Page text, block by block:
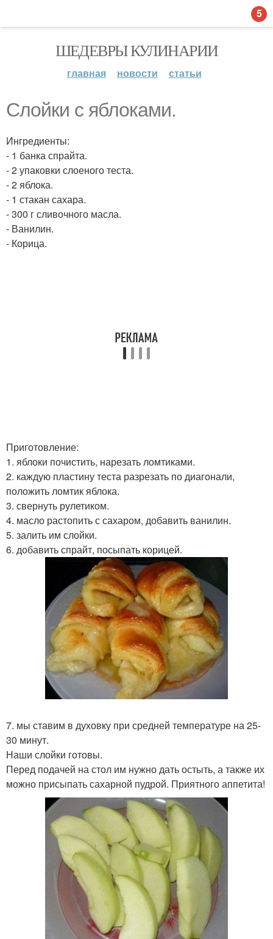
ШЕДЕВРЫ КУЛИНАРИИ
главная новости статьи
Слойки с яблоками.
Ингредиенты:
- 1 банка спрайта.
- 2 упаковки слоеного теста.
- 2 яблока.
- 1 стакан сахара.
- 300 г сливочного масла.
- Ванилин.
- Корица.
Приготовление:
1. яблоки почистить, нарезать ломтиками.
2. каждую пластину теста разрезать по диагонали,
положить ломтик яблока.
3. свернуть рулетиком.
4. масло растопить с сахаром, добавить ванилин.
5. залить им слойки.
6. добавить спрайт, посыпать корицей.
7. мы ставим в духовку при средней температуре на 25-
30 минут.
Наши слойки готовы.
Перед подачей на стол им нужно дать остыть, а также их
можно присыпать сахарной пудрой. Приятного аппетита!
5